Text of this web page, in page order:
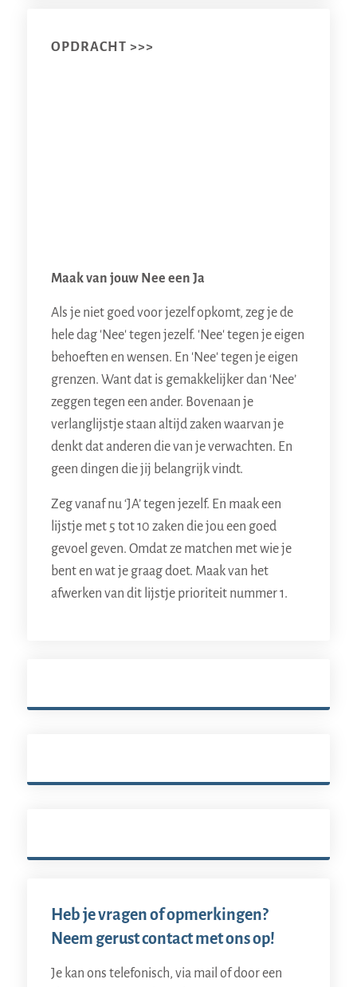
OPDRACHT >>>
Maak van jouw Nee een Ja
Als je niet goed voor jezelf opkomt, zeg je de
hele dag 'Nee' tegen jezelf. 'Nee' tegen je eigen
behoeften en wensen. En 'Nee' tegen je eigen
grenzen. Want dat is gemakkelijker dan ‘Nee’
zeggen tegen een ander. Bovenaan je
verlanglijstje staan altijd zaken waarvan je
denkt dat anderen die van je verwachten. En
geen dingen die jij belangrijk vindt.
Zeg vanaf nu ‘JA’ tegen jezelf. En maak een
lijstje met 5 tot 10 zaken die jou een goed
gevoel geven. Omdat ze matchen met wie je
bent en wat je graag doet. Maak van het
afwerken van dit lijstje prioriteit nummer 1.
Heb je vragen of opmerkingen?
Neem gerust contact met ons op!
Je kan ons telefonisch, via mail of door een